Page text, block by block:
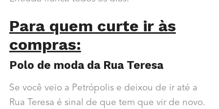
Para quem curte ir às
compras:
Polo de moda da Rua Teresa
Se você veio a Petrópolis e deixou de ir até a
Rua Teresa é sinal de que tem que vir de novo.